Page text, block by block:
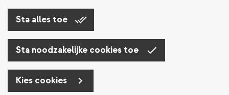
Sta alles toe
Sta noodzakelijke cookies toe
Kies cookies